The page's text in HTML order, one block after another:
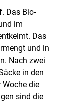
Das Bio-
im
Das
und in
Nach zwei
in den
die
sind die